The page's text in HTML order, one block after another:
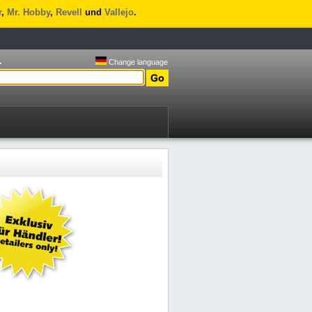
, Mr. Hobby, Revell und Vallejo.
Change language